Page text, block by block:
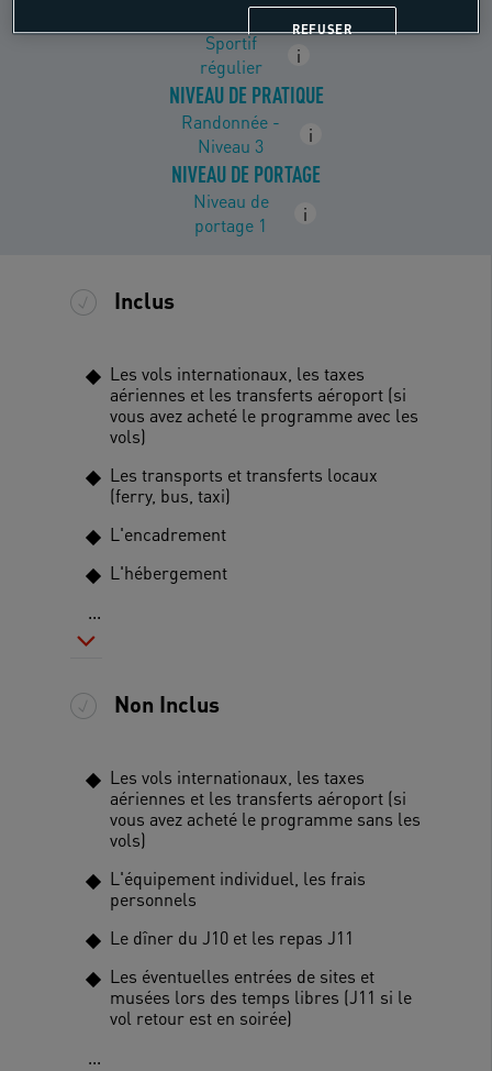
CONDITION PHYSIQUE
Sportif
régulier
i
NIVEAU DE PRATIQUE
Randonnée -
Niveau 3
i
NIVEAU DE PORTAGE
Niveau de
portage 1
i
Inclus
Les vols internationaux, les taxes
aériennes et les transferts aéroport (si
vous avez acheté le programme avec les
vols)
Les transports et transferts locaux
(ferry, bus, taxi)
L'encadrement
L'hébergement
...
Non Inclus
Les vols internationaux, les taxes
aériennes et les transferts aéroport (si
vous avez acheté le programme sans les
vols)
L'équipement individuel, les frais
personnels
Le dîner du J10 et les repas J11
Les éventuelles entrées de sites et
musées lors des temps libres (J11 si le
vol retour est en soirée)
...
REFUSER